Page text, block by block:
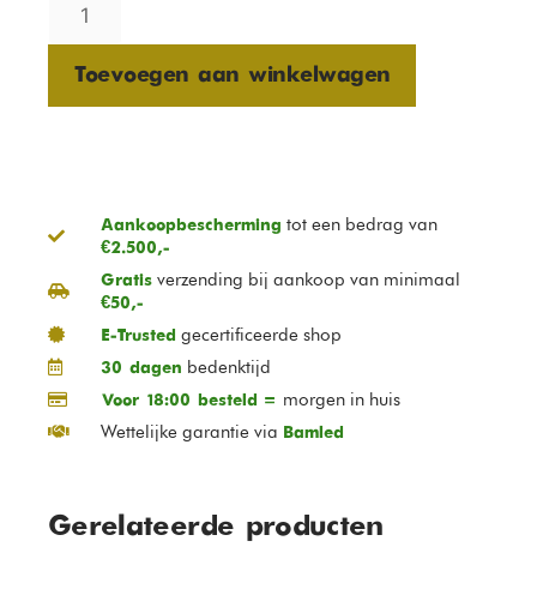
Toevoegen aan winkelwagen
Aankoopbescherming tot een bedrag van
€2.500,-
Gratisverzending bij aankoop van minimaal
€50,-
E-Trusted gecertificeerde shop
30 dagen bedenktijd
Voor 18:00 besteld = morgen in huis
Wettelijke garantie via Bamled
Gerelateerde producten